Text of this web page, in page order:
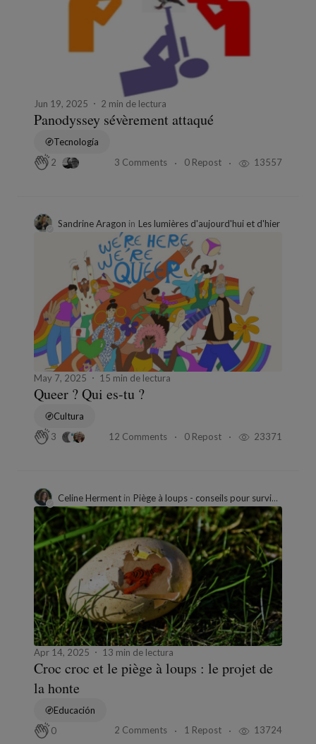
Jun 19, 2025 2 min de lectura
Panodyssey sévèrement attaqué
Tecnología
2
3 Comments 0 Repost 13557
Sandrine Aragon in Les lumières d'aujourd'hui et d'hier
May 7, 2025 15 min de lectura
Queer ? Qui es-tu ?
Cultura
3
12 Comments 0 Repost 23371
Celine Herment in Piège à loups - conseils pour survivre aux prédateurs un livre écrit par des victimes... pour celles d'après
Apr 14, 2025 13 min de lectura
Croc croc et le piège à loups : le projet de
la honte
Educación
0
2 Comments 1 Repost 13724